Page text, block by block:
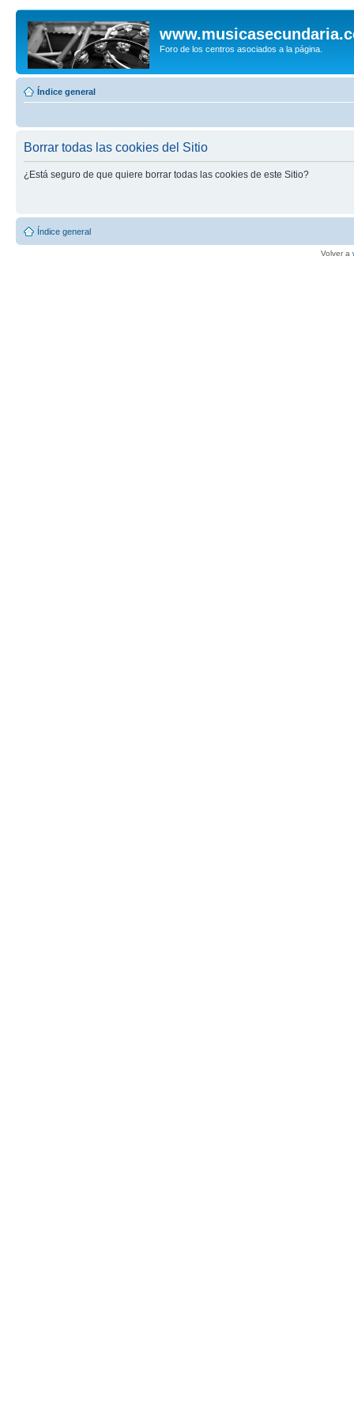
Foro de los centros asociados a la página.
Índice general
Borrar todas las cookies del Sitio
¿Está seguro de que quiere borrar todas las cookies de este Sitio?
Índice general
Volver a